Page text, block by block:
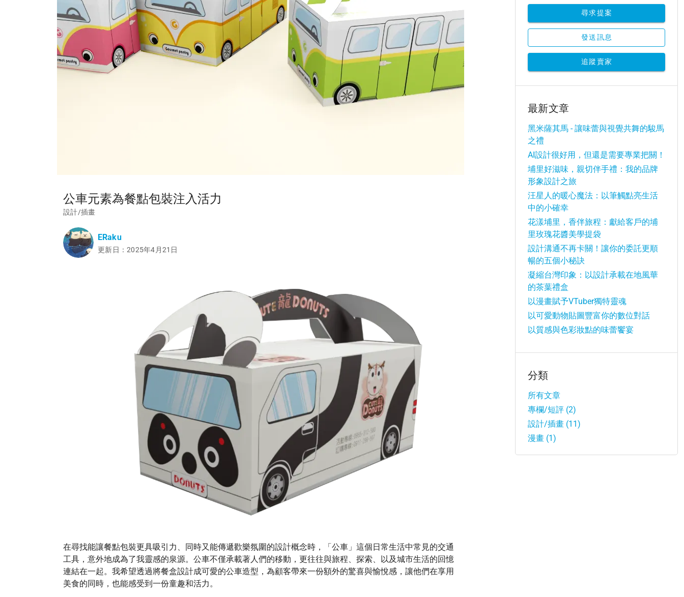
公車元素為餐點包裝注入活力
設計/插畫
ERaku
更新日：2025年4月21日
在尋找能讓餐點包裝更具吸引力、同時又能傳遞歡樂氛圍的設計概念時，「公車」這個日常生活中常見的交通
工具，意外地成為了我靈感的泉源。公車不僅承載著人們的移動，更往往與旅程、探索、以及城市生活的回憶
連結在一起。我希望透過將餐盒設計成可愛的公車造型，為顧客帶來一份額外的驚喜與愉悅感，讓他們在享用
美食的同時，也能感受到一份童趣和活力。
尋求提案
發送訊息
追蹤賣家
最新文章
黑米薩其馬 - 讓味蕾與視覺共舞的駿馬
之禮
AI設計很好用，但還是需要專業把關！
埔里好滋味，親切伴手禮：我的品牌
形象設計之旅
汪星人的暖心魔法：以筆觸點亮生活
中的小確幸
花漾埔里，香伴旅程：獻給客戶的埔
里玫瑰花醬美學提袋
設計溝通不再卡關！讓你的委託更順
暢的五個小秘訣
凝縮台灣印象：以設計承載在地風華
的茶葉禮盒
以漫畫賦予VTuber獨特靈魂
以可愛動物貼圖豐富你的數位對話
以質感與色彩妝點的味蕾饗宴
分類
所有文章
專欄/短評 (2)
設計/插畫 (11)
漫畫 (1)